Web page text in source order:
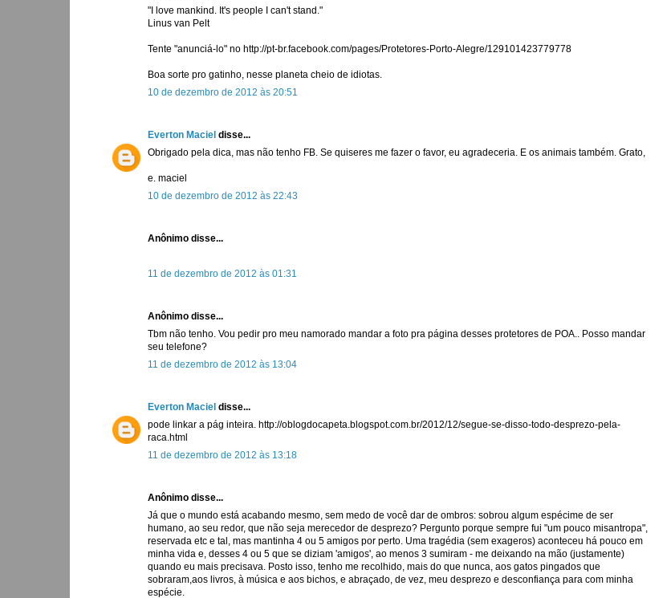
"I love mankind. It's people I can't stand."
Linus van Pelt
Tente "anunciá-lo" no http://pt-br.facebook.com/pages/Protetores-Porto-Alegre/129101423779778
Boa sorte pro gatinho, nesse planeta cheio de idiotas.
10 de dezembro de 2012 às 20:51
Everton Maciel disse...
Obrigado pela dica, mas não tenho FB. Se quiseres me fazer o favor, eu agradeceria. E os animais também. Grato,
e. maciel
10 de dezembro de 2012 às 22:43
Anônimo disse...
11 de dezembro de 2012 às 01:31
Anônimo disse...
Tbm não tenho. Vou pedir pro meu namorado mandar a foto pra página desses protetores de POA.. Posso mandar
seu telefone?
11 de dezembro de 2012 às 13:04
Everton Maciel disse...
pode linkar a pág inteira. http://oblogdocapeta.blogspot.com.br/2012/12/segue-se-disso-todo-desprezo-pela-
raca.html
11 de dezembro de 2012 às 13:18
Anônimo disse...
Já que o mundo está acabando mesmo, sem medo de você dar de ombros: sobrou algum espécime de ser
humano, ao seu redor, que não seja merecedor de desprezo? Pergunto porque sempre fui "um pouco misantropa",
reservada etc e tal, mas mantinha 4 ou 5 amigos por perto. Uma tragédia (sem exageros) aconteceu há pouco em
minha vida e, desses 4 ou 5 que se diziam 'amigos', ao menos 3 sumiram - me deixando na mão (justamente)
quando eu mais precisava. Posto isso, tenho me recolhido, mais do que nunca, aos gatos pingados que
sobraram,aos livros, à música e aos bichos, e abraçado, de vez, meu desprezo e desconfiança para com minha
espécie.